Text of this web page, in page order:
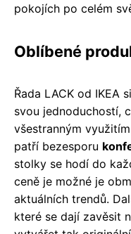
pokojích po celém
Oblíbené
Řada LACK od IKEA
svou jednoduchostí,
všestranným
patří bezesporu
stolky se hodí do
ceně je možné je
aktuálních trendů.
které se dají zavěsit